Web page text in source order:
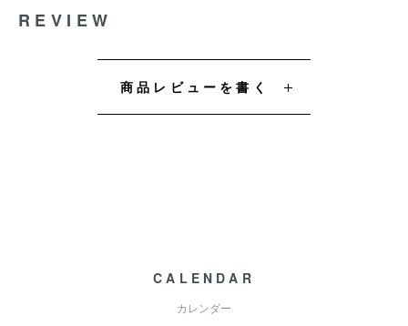
REVIEW
商品レビューを書く
CALENDAR
カレンダー